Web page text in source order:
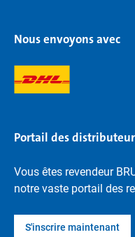
Nous envoyons avec
Portail des
Vous êtes revendeur
notre vaste portail des
S'inscrire maintenant